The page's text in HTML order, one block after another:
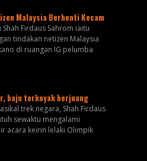
Malaysia Berhenti Kecam
Firdaus Sahrom iaitu
tindakan netizen Malaysia
di ruangan IG pelumba
baju terkoyak berjuang
trek negara, Shah Firdaus
sewaktu mengalami
acara keirin lelaki Olimpik